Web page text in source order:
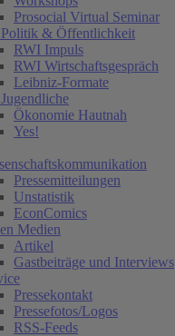
Prosocial Virtual Seminar
& Öffentlichkeit
RWI Impuls
RWI Wirtschaftsgespräch
Leibniz-Formate
Ökonomie Hautnah
Yes!
Pressemitteilungen
Unstatistik
EconComics
Medien
Artikel
Gastbeiträge und Interviews
Pressekontakt
Pressefotos/Logos
RSS-Feeds